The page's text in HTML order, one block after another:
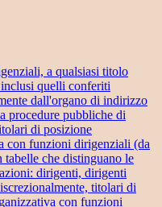
a qualsiasi titolo
quelli conferiti
dall'organo di indirizzo
procedure pubbliche di
di posizione
con funzioni dirigenziali (da
tabelle che distinguano le
dirigenti, dirigenti
titolari di
con funzioni